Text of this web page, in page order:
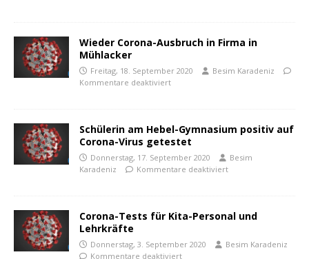
Wieder Corona-Ausbruch in Firma in
Mühlacker
Freitag, 18. September 2020
Besim Karadeniz
Kommentare deaktiviert
Schülerin am Hebel-Gymnasium positiv auf
Corona-Virus getestet
Donnerstag, 17. September 2020
Besim
Karadeniz
Kommentare deaktiviert
Corona-Tests für Kita-Personal und
Lehrkräfte
Donnerstag, 3. September 2020
Besim Karadeniz
Kommentare deaktiviert